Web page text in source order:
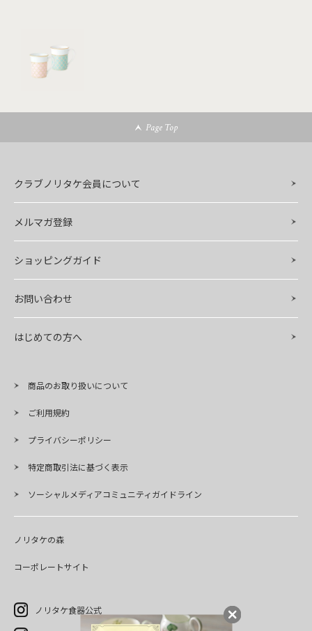
Page Top
クラブノリタケ会員について
メルマガ登録
ショッピングガイド
お問い合わせ
はじめての方へ
商品のお取り扱いについて
ご利用規約
プライバシーポリシー
特定商取引法に基づく表示
ソーシャルメディアコミュニティガイドライン
ノリタケの森
コーポレートサイト
ノリタケ食器公式